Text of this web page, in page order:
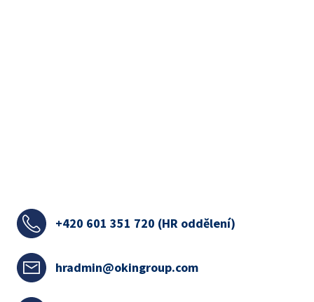
+420 601 351 720 (HR oddělení)
hradmin@okingroup.com